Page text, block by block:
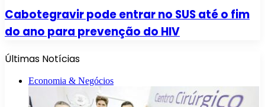
Cabotegravir pode entrar no SUS até o fim
do ano para prevenção do HIV
Últimas Notícias
Economia & Negócios